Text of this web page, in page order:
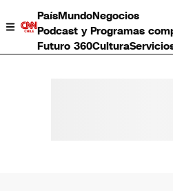
PaísMundoNegocios
Podcast y Programas
Futuro 360Cultura